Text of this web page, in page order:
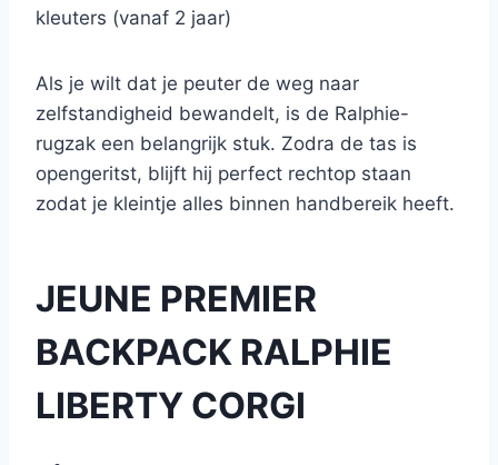
kleuters (vanaf 2 jaar)
Als je wilt dat je peuter de weg naar
zelfstandigheid bewandelt, is de Ralphie-
rugzak een belangrijk stuk. Zodra de tas is
opengeritst, blijft hij perfect rechtop staan
zodat je kleintje alles binnen handbereik heeft.
JEUNE PREMIER
BACKPACK RALPHIE
LIBERTY CORGI